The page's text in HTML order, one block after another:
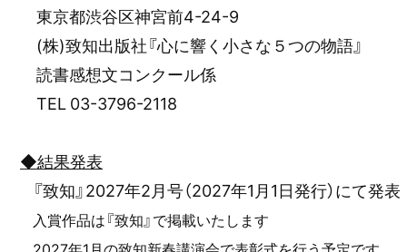
東京都渋谷区神宮前4-24-9
(株)致知出版社『心に響く小さな５つの物語』
読書感想文コンクール係
TEL 03-3796-2118
◆結果発表
『致知』2027年2月号（2027年1月1日発行）にて発表
入賞作品は『致知』で掲載いたします